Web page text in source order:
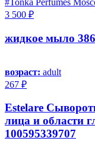
#Tonka Perfumes
3 500 ₽
жидкое мыло
возраст: adult
267 ₽
Estelare
лица и области
100595339707